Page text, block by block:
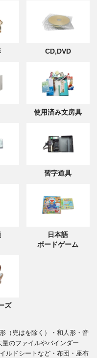
CD,DVD
使用済み文房具
習字道具
日本語
ボードゲーム
ズ
（兜はを除く）・和人形・音
のファイルやバインダー
ルドシートなど・布団・座布